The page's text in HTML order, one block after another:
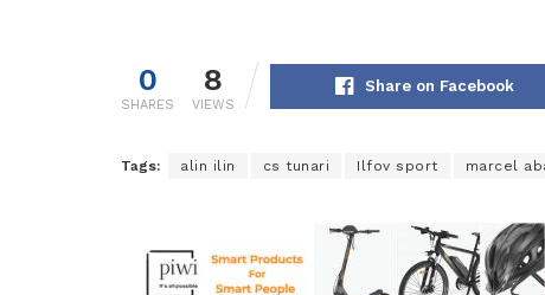
0
SHARES
8
VIEWS
Share on Facebook
Tags: alin ilin cs tunari Ilfov sport marcel